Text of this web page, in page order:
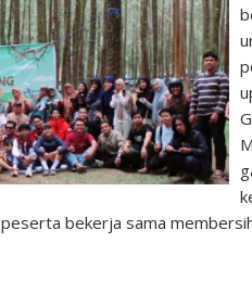
bekerja sama